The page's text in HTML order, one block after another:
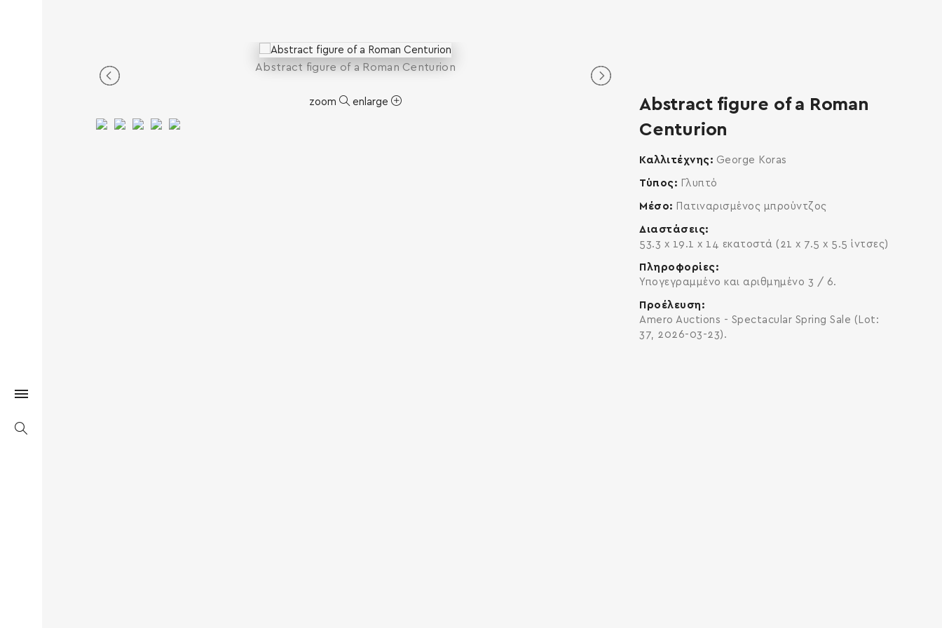
Abstract figure of a Roman Centurion
zoom enlarge
Abstract figure of a Roman
Centurion
Καλλιτέχνης George Koras
Τύπος Γλυπτό
Μέσο Πατιναρισμένος μπρούντζος
Διαστάσεις
53.3 x 19.1 x 14 εκατοστά (21 x 7.5 x 5.5 ίντσες)
Πληροφορίες
Υπογεγραμμένο και αριθμημένο 3 / 6.
Προέλευση
Amero Auctions - Spectacular Spring Sale (Lot:
37, 2026-03-23).